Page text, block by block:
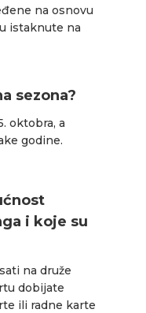
na osnovu
istaknute na
sezona?
oktobra, a
godine.
i koje su
na druže
dobijate
ili radne karte